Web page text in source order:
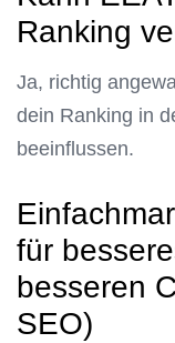
Ranking
Ja, richtig
dein Ranking in
beeinflussen.
für
besseren
SEO)